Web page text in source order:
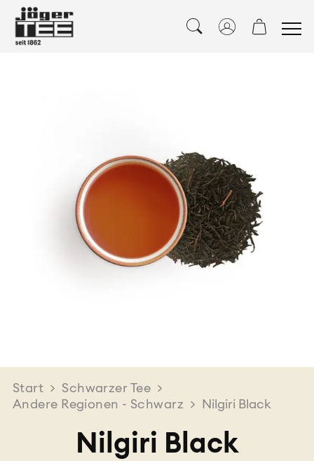
Start > Schwarzer Tee >
Andere Regionen - Schwarz > Nilgiri Black
Nilgiri Black